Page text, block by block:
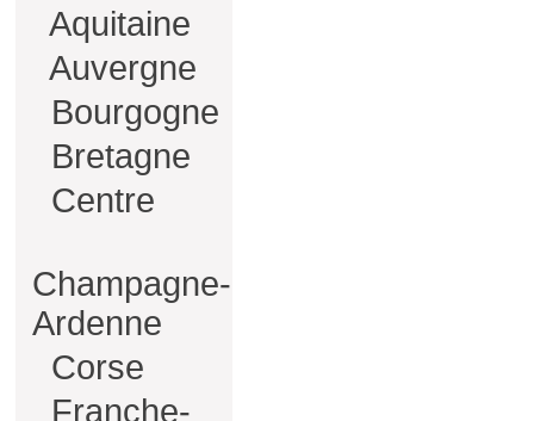
Aquitaine
Auvergne
Bourgogne
Bretagne
Centre
Champagne-
Ardenne
Corse
Franche-